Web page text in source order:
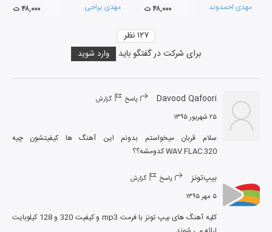
مهدی احمدوند ۴۸,۰۰۰ ت مهدی یراحی ۴۸,۰۰۰ ت
برای شرکت در گفتگو باید وارد شوید
۱۲۷نظر
Davood Qafoori پاسخ گزارش
۲۵ شهریور ۱۳۹۵
سلام قربان میخواستم بدونم این آهنگ ها کیفیتشون چیه
WAV.FLAC.320 کدومشه؟؟
بیپ‌تونز پاسخ گزارش
۵ مهر ۱۳۹۵
کلیه آهنگ های بیپ تونز با فرمت mp3 و کیفیت 320 و 128 کیلوبایت